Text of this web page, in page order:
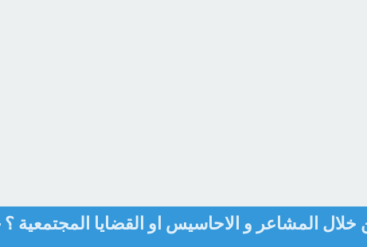
خلال المشاعر و الاحاسيس او القضايا المجتمعية ؟